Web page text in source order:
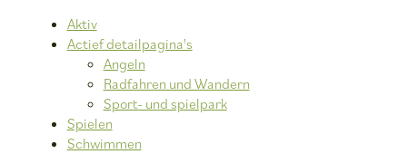
Aktiv
Actief detailpagina's
Angeln
Radfahren und Wandern
Sport- und spielpark
Spielen
Schwimmen